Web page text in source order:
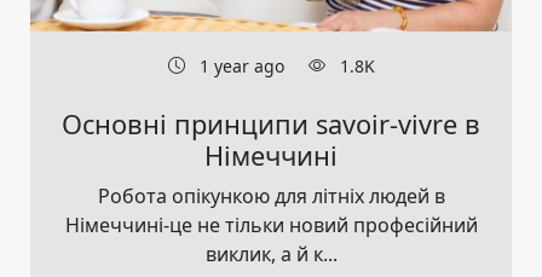
1 year ago 1.8K
Основні принципи savoir-vivre в
Німеччині
Робота опікункою для літніх людей в
Німеччині-це не тільки новий професійний
виклик, а й к...